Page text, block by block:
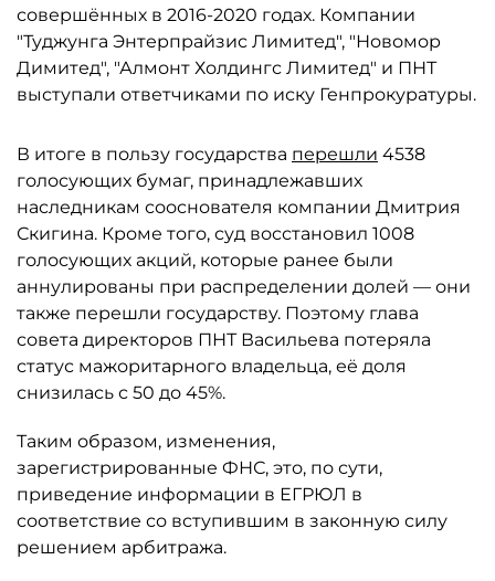
совершённых в 2016-2020 годах. Компании
"Туджунга Энтерпрайзис Лимитед", "Новомор
Димитед", "Алмонт Холдингс Лимитед" и ПНТ
выступали ответчиками по иску Генпрокуратуры.
В итоге в пользу государства перешли 4538
голосующих бумаг, принадлежавших
наследникам сооснователя компании Дмитрия
Скигина. Кроме того, суд восстановил 1008
голосующих акций, которые ранее были
аннулированы при распределении долей — они
также перешли государству. Поэтому глава
совета директоров ПНТ Васильева потеряла
статус мажоритарного владельца, её доля
снизилась с 50 до 45%.
Таким образом, изменения,
зарегистрированные ФНС, это, по сути,
приведение информации в ЕГРЮЛ в
соответствие со вступившим в законную силу
решением арбитража.